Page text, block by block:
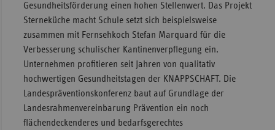
Gesundheitsförderung einen hohen Stellenwert. Das Projekt
Sterneküche macht Schule setzt sich beispielsweise
zusammen mit Fernsehkoch Stefan Marquard für die
Verbesserung schulischer Kantinenverpflegung ein.
Unternehmen profitieren seit Jahren von qualitativ
hochwertigen Gesundheitstagen der KNAPPSCHAFT. Die
Landespräventionskonferenz baut auf Grundlage der
Landesrahmenvereinbarung Prävention ein noch
flächendeckenderes und bedarfsgerechtes